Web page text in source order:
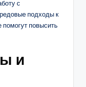
с
подходы к
повысить
и